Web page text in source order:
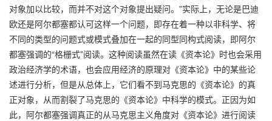
对象加以比较，而并不对这个对象提出疑问。”实际上，无论是巴迪
欧还是阿尔都塞都认可这样一个问题，即存在着一种以非科学、将
不同的类型的问题式或模式叠加在一起的同型同构式阅读，即阿尔
都塞强调的“格栅式”阅读。这种阅读虽然在读《资本论》时也会采用
政治经济学的术语，也会应用经济的原理对《资本论》中的某些论
述进行分析，但是从总体上，它们看不到马克思的《资本论》的真
正对象，从而割裂了马克思的《资本论》中科学的模式。正因为如
此，阿尔都塞强调真正的从马克思主义角度对《资本论》进行阅读